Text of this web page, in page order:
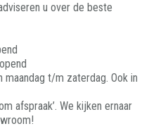
u over de beste
maandag t/m zaterdag. Ook in
afspraak’. We kijken ernaar